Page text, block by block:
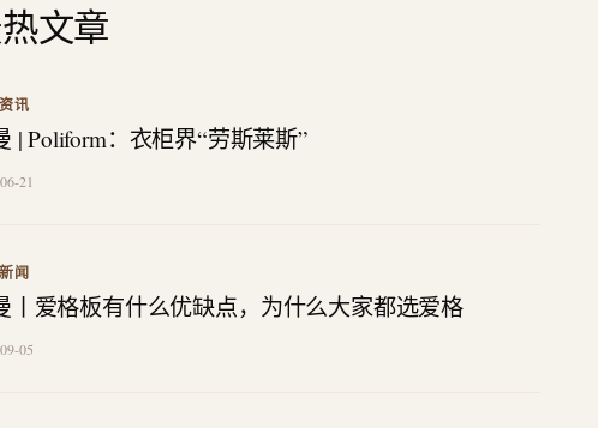
文章
讯
| Poliform：衣柜界“劳斯莱斯”
21
闻
丨爱格板有什么优缺点，为什么大家都选爱格
05